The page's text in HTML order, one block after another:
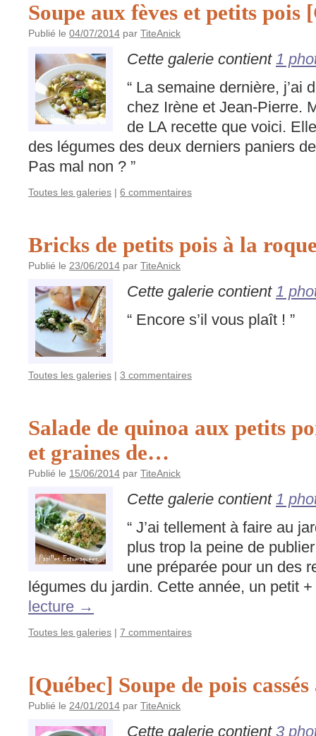
Soupe aux fèves et petits pois
Publié le 04/07/2014 par TiteAnick
Cette galerie contient 1
“ La semaine dernière, j’ai
chez Irène et Jean-Pierre.
de LA recette que voici.
des légumes des deux derniers paniers
Pas mal non ? ”
Toutes les galeries | 6 commentaires
Bricks de petits pois à la
Publié le 23/06/2014 par TiteAnick
Cette galerie contient 1
“ Encore s’il vous plaît ! ”
Toutes les galeries | 3 commentaires
Salade de quinoa aux petits
et graines de…
Publié le 15/06/2014 par TiteAnick
Cette galerie contient 1
“ J’ai tellement à faire au
plus trop la peine de
une préparée pour un des
légumes du jardin. Cette année, un petit
lecture →
Toutes les galeries | 7 commentaires
[Québec] Soupe de pois
Publié le 24/01/2014 par TiteAnick
Cette galerie contient 3